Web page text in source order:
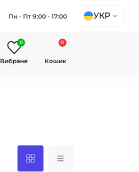
Пн - Пт 9:00 - 17:00 УКР
Вибране
0
Кошик
0